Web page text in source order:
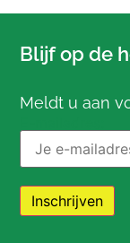
Blijf op de
Meldt u aan